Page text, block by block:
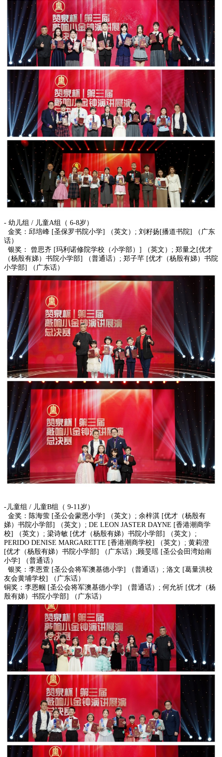
- 幼儿组 / 儿童A组（ 6-8岁）
金奖：邱培峰 [圣保罗书院小学] （英文）; 刘籽扬[播道书院] （广东
话）
银奖： 曾思齐 [玛利诺修院学校（小学部）] （英文）; 郑量之[优才
（杨殷有娣）书院小学部] （普通话）; 郑子芊 [优才（杨殷有娣）书院
小学部] （广东话）
-儿童组 / 儿童B组（ 9-11岁）
金奖：陈海萤 [圣公会蒙恩小学] （英文）; 余梓淇 [优才（杨殷有
娣）书院小学部] （英文）; DE LEON JASTER DAYNE [香港潮商学
校] （英文）; 梁诗敏 [优才（杨殷有娣）书院小学部] （英文）;
PERIDO DENISE MARGARETTE [香港潮商学校] （英文）; 黄莉澄
[优才（杨殷有娣）书院小学部] （广东话）;顾旻瑶 [圣公会田湾始南
小学] （普通话）
银奖：李恩萱 [圣公会将军澳基德小学] （普通话）; 洛文 [葛量洪校
友会黄埔学校] （广东话）
铜奖：李恩帼 [圣公会将军澳基德小学] （普通话）; 何允祈 [优才（杨
殷有娣）书院小学部] （广东话）